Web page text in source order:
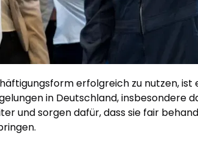
erfolgreich zu nutzen, ist
in Deutschland, insbesondere
und sorgen dafür, dass sie fair